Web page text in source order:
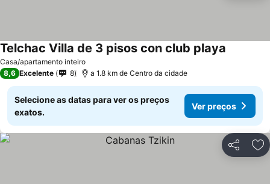
Casa/apartamento inteiro
Telchac Villa de 3 pisos con club playa
8,6 Excelente 8 a 1.8 km de Centro da cidade
Selecione as datas para ver os preços
exatos.
Ver preços
Partilhar